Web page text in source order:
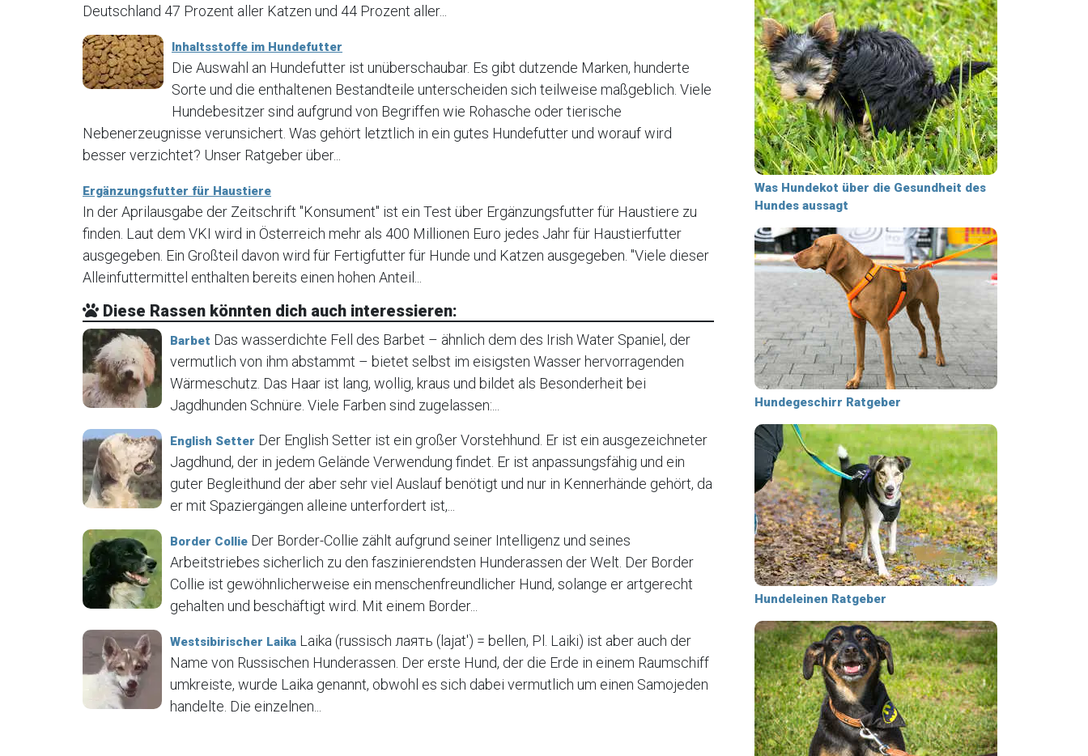
Deutschland 47 Prozent aller Katzen und 44 Prozent aller...
Inhaltsstoffe im Hundefutter
Die Auswahl an Hundefutter ist unüberschaubar. Es gibt dutzende Marken, hunderte
Sorte und die enthaltenen Bestandteile unterscheiden sich teilweise maßgeblich. Viele
Hundebesitzer sind aufgrund von Begriffen wie Rohasche oder tierische
Nebenerzeugnisse verunsichert. Was gehört letztlich in ein gutes Hundefutter und worauf wird
besser verzichtet? Unser Ratgeber über...
Ergänzungsfutter für Haustiere
In der Aprilausgabe der Zeitschrift "Konsument" ist ein Test über Ergänzungsfutter für Haustiere zu
finden. Laut dem VKI wird in Österreich mehr als 400 Millionen Euro jedes Jahr für Haustierfutter
ausgegeben. Ein Großteil davon wird für Fertigfutter für Hunde und Katzen ausgegeben. "Viele dieser
Alleinfuttermittel enthalten bereits einen hohen Anteil...
Diese Rassen könnten dich auch interessieren:
Barbet Das wasserdichte Fell des Barbet – ähnlich dem des Irish Water Spaniel, der
vermutlich von ihm abstammt – bietet selbst im eisigsten Wasser hervorragenden
Wärmeschutz. Das Haar ist lang, wollig, kraus und bildet als Besonderheit bei
Jagdhunden Schnüre. Viele Farben sind zugelassen:...
English Setter Der English Setter ist ein großer Vorstehhund. Er ist ein ausgezeichneter
Jagdhund, der in jedem Gelände Verwendung findet. Er ist anpassungsfähig und ein
guter Begleithund der aber sehr viel Auslauf benötigt und nur in Kennerhände gehört, da
er mit Spaziergängen alleine unterfordert ist,...
Border Collie Der Border-Collie zählt aufgrund seiner Intelligenz und seines
Arbeitstriebes sicherlich zu den faszinierendsten Hunderassen der Welt. Der Border
Collie ist gewöhnlicherweise ein menschenfreundlicher Hund, solange er artgerecht
gehalten und beschäftigt wird. Mit einem Border...
Westsibirischer Laika Laika (russisch лаять (lajat′) = bellen, Pl. Laiki) ist aber auch der
Name von Russischen Hunderassen. Der erste Hund, der die Erde in einem Raumschiff
umkreiste, wurde Laika genannt, obwohl es sich dabei vermutlich um einen Samojeden
handelte. Die einzelnen...
Was Hundekot über die Gesundheit des
Hundes aussagt
Hundegeschirr Ratgeber
Hundeleinen Ratgeber